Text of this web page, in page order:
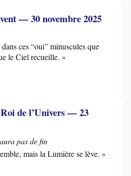
— 30 novembre 2025
ces “oui” minuscules que
le Ciel recueille. »
de l’Univers — 23
pas de fin
mais la Lumière se lève. »